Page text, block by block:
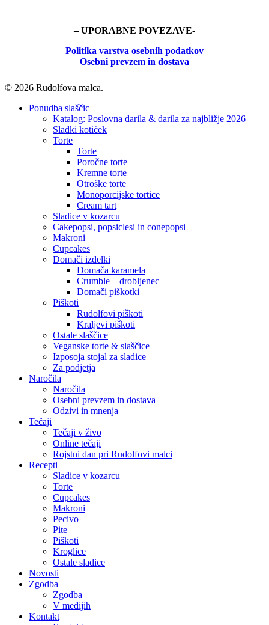
– UPORABNE POVEZAVE-
Politika varstva osebnih podatkov
Osebni prevzem in dostava
© 2026 Rudolfova malca.
Close
Ponudba slaščic
Katalog: Poslovna darila & darila za najbližje 2026
Sladki kotiček
Torte
Torte
Poročne torte
Kremne torte
Otroške torte
Monoporcijske tortice
Cream tart
Sladice v kozarcu
Cakepopsi, popsiclesi in conepopsi
Makroni
Cupcakes
Domači izdelki
Domača karamela
Crumble – drobljenec
Domači piškotki
Piškoti
Rudolfovi piškoti
Kraljevi piškoti
Ostale slaščice
Veganske torte & slaščice
Izposoja stojal za sladice
Za podjetja
Naročila
Naročila
Osebni prevzem in dostava
Odzivi in mnenja
Tečaji
Tečaji v živo
Online tečaji
Rojstni dan pri Rudolfovi malci
Recepti
Sladice v kozarcu
Torte
Cupcakes
Makroni
Pecivo
Pite
Piškoti
Kroglice
Ostale sladice
Novosti
Zgodba
Zgodba
V medijih
Kontakt